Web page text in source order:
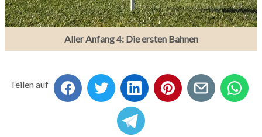
Aller Anfang 4: Die ersten Bahnen
Teilen auf